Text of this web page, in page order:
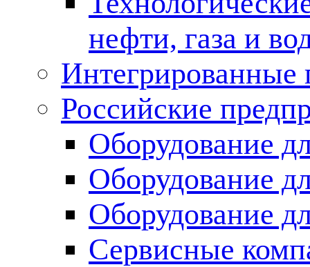
нефти, газа и
Российские
Оборудование
Оборудование
Оборудование
Сервисные